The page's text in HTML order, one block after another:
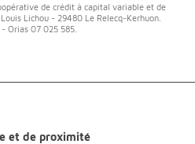
de crédit à capital variable et de
Lichou - 29480 Le Relecq-Kerhuon.
Orias 07 025 585.
et de proximité